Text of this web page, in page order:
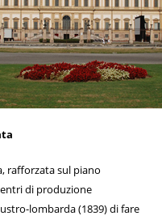
rafforzata sul piano
di produzione
lombarda (1839) di fare